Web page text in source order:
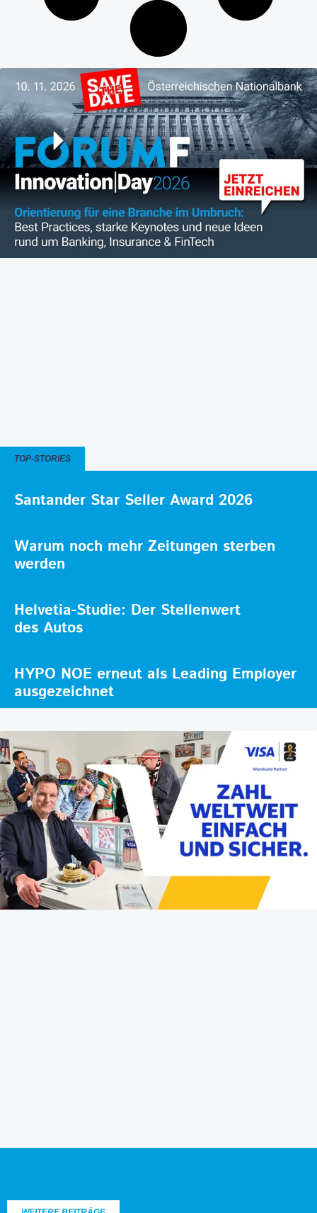
TOP-STORIES
Santander Star Seller Award 2026
Warum noch mehr Zeitungen sterben
werden
Helvetia-Studie: Der Stellenwert
des Autos
HYPO NOE erneut als Leading Employer
ausgezeichnet